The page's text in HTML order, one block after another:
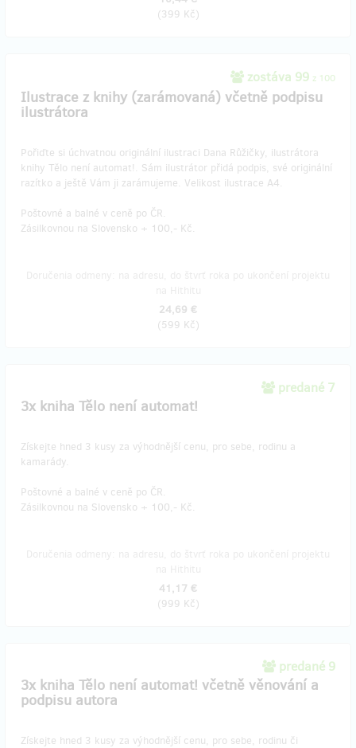
(399 Kč)
zostáva 99 z 100
Ilustrace z knihy (zarámovaná) včetně podpisu
ilustrátora
Pořiďte si úchvatnou originální ilustraci Dana Růžičky, ilustrátora
knihy Tělo není automat!. Sám ilustrátor přidá podpis, své originální
razítko a ještě Vám ji zarámujeme. Velikost ilustrace A4.
Poštovné a balné v ceně po ČR.
Zásilkovnou na Slovensko + 100,- Kč.
24,69 €
(599 Kč)
predané 7
3x kniha Tělo není automat!
Získejte hned 3 kusy za výhodnější cenu, pro sebe, rodinu a
kamarády.
Poštovné a balné v ceně po ČR.
Zásilkovnou na Slovensko + 100,- Kč.
41,17 €
(999 Kč)
predané 9
3x kniha Tělo není automat! včetně věnování a
podpisu autora
Získejte hned 3 kusy za výhodnější cenu, pro sebe, rodinu či